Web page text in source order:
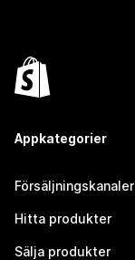
Appkategorier
Försäljningskanaler
Hitta produkter
Sälja produkter